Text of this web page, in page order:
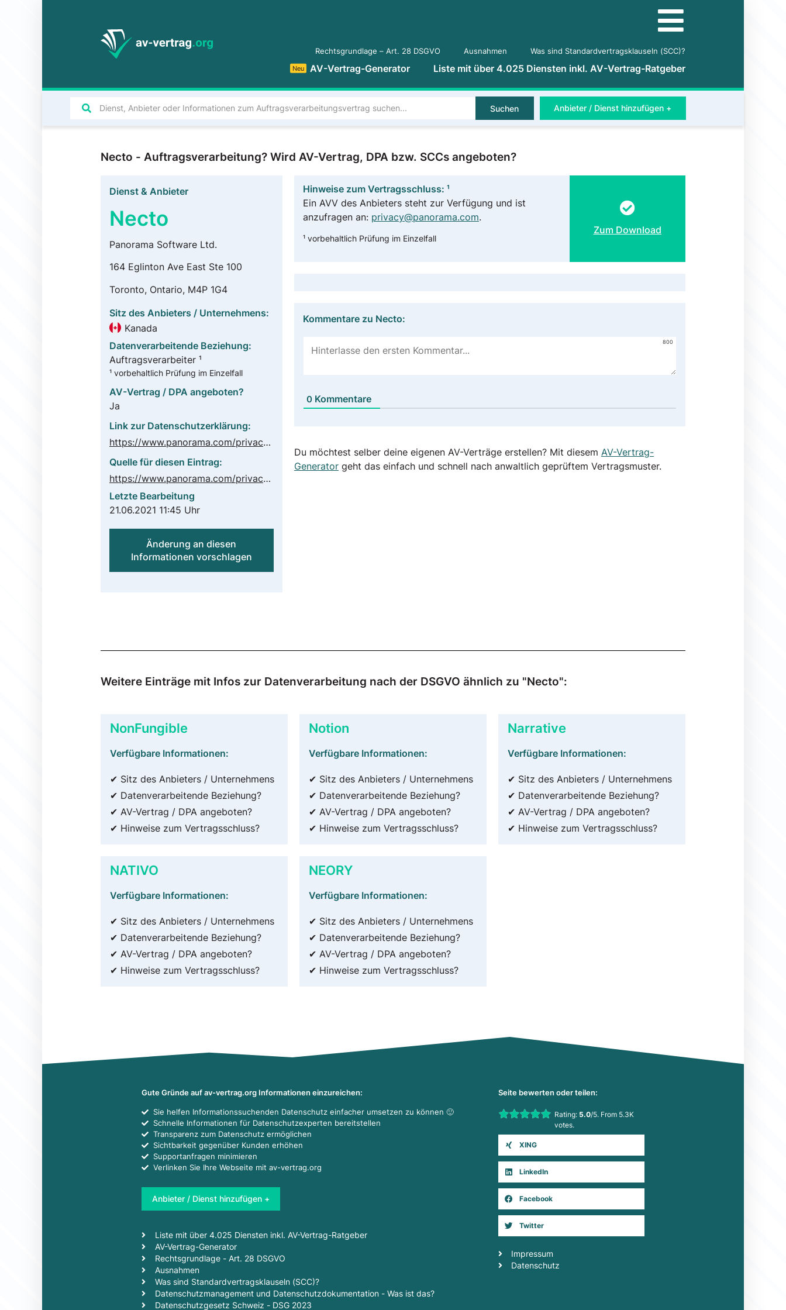
Rechtsgrundlage – Art. 28 DSGVO Ausnahmen Was sind Standardvertragsklauseln (SCC)?
Neu AV-Vertrag-Generator Liste mit über 4.025 Diensten inkl. AV-Vertrag-Ratgeber
Suchen Anbieter / Dienst hinzufügen +
Necto - Auftragsverarbeitung? Wird AV-Vertrag, DPA bzw. SCCs angeboten?
Dienst & Anbieter
Necto
Panorama Software Ltd.
164 Eglinton Ave East Ste 100
Toronto, Ontario, M4P 1G4
Sitz des Anbieters / Unternehmens:
Kanada
Datenverarbeitende Beziehung:
Auftragsverarbeiter ¹
¹ vorbehaltlich Prüfung im Einzelfall
AV-Vertrag / DPA angeboten?
Ja
Link zur Datenschutzerklärung:
https://www.panorama.com/privacy-policy-panorama-software/
Quelle für diesen Eintrag:
https://www.panorama.com/privacy-policy-panorama-software/
Letzte Bearbeitung
21.06.2021 11:45 Uhr
Änderung an diesen
Informationen vorschlagen
Hinweise zum Vertragsschluss: ¹
Ein AVV des Anbieters steht zur Verfügung und ist
anzufragen an: privacy@panorama.com.
¹ vorbehaltlich Prüfung im Einzelfall
Zum Download
Kommentare zu Necto:
800
0Kommentare
Du möchtest selber deine eigenen AV-Verträge erstellen? Mit diesem AV-Vertrag-
Generatorgeht das einfach und schnell nach anwaltlich geprüftem Vertragsmuster.
Weitere Einträge mit Infos zur Datenverarbeitung nach der DSGVO ähnlich zu "Necto":
NonFungible
Verfügbare Informationen:
✔ Sitz des Anbieters / Unternehmens
✔ Datenverarbeitende Beziehung?
✔ AV-Vertrag / DPA angeboten?
✔ Hinweise zum Vertragsschluss?
Notion
Verfügbare Informationen:
✔ Sitz des Anbieters / Unternehmens
✔ Datenverarbeitende Beziehung?
✔ AV-Vertrag / DPA angeboten?
✔ Hinweise zum Vertragsschluss?
Narrative
Verfügbare Informationen:
✔ Sitz des Anbieters / Unternehmens
✔ Datenverarbeitende Beziehung?
✔ AV-Vertrag / DPA angeboten?
✔ Hinweise zum Vertragsschluss?
NATIVO
Verfügbare Informationen:
✔ Sitz des Anbieters / Unternehmens
✔ Datenverarbeitende Beziehung?
✔ AV-Vertrag / DPA angeboten?
✔ Hinweise zum Vertragsschluss?
NEORY
Verfügbare Informationen:
✔ Sitz des Anbieters / Unternehmens
✔ Datenverarbeitende Beziehung?
✔ AV-Vertrag / DPA angeboten?
✔ Hinweise zum Vertragsschluss?
Gute Gründe auf av-vertrag.org Informationen einzureichen:
Sie helfen Informationssuchenden Datenschutz einfacher umsetzen zu können 🙂
Schnelle Informationen für Datenschutzexperten bereitstellen
Transparenz zum Datenschutz ermöglichen
Sichtbarkeit gegenüber Kunden erhöhen
Supportanfragen minimieren
Verlinken Sie Ihre Webseite mit av-vertrag.org
Anbieter / Dienst hinzufügen +
Liste mit über 4.025 Diensten inkl. AV-Vertrag-Ratgeber
AV-Vertrag-Generator
Rechtsgrundlage - Art. 28 DSGVO
Ausnahmen
Was sind Standardvertragsklauseln (SCC)?
Datenschutzmanagement und Datenschutzdokumentation - Was ist das?
Datenschutzgesetz Schweiz - DSG 2023
Seite bewerten oder teilen:
Rate this item:
Submit Rating
Rating: 5.0/5. From 5.3K
votes.
XING
LinkedIn
Facebook
Twitter
Impressum
Datenschutz